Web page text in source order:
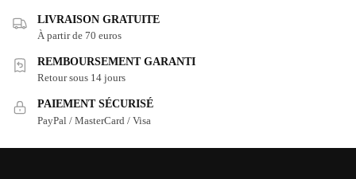
LIVRAISON GRATUITE
À partir de 70 euros
REMBOURSEMENT GARANTI
Retour sous 14 jours
PAIEMENT SÉCURISÉ
PayPal / MasterCard / Visa